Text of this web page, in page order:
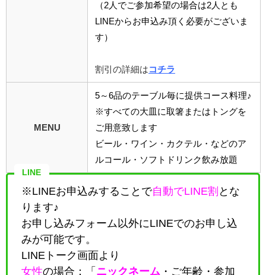
（2人でご参加希望の場合は2人とも
LINEからお申込み頂く必要がございま
す）
割引の詳細は コチラ
MENU
5～6品のテーブル毎に提供コース料理♪
※すべての大皿に取箸またはトングを
ご用意致します
ビール・ワイン・カクテル・などのア
ルコール・ソフトドリンク飲み放題
LINE
※LINEお申込みすることで自動でLINE割 とな
ります♪
お申し込みフォーム以外にLINEでのお申し込
みが可能です。
LINEトーク画面より
女性の場合：「 ニックネーム ・ ご年齢・参加